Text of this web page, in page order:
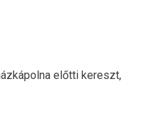
előtti kereszt,